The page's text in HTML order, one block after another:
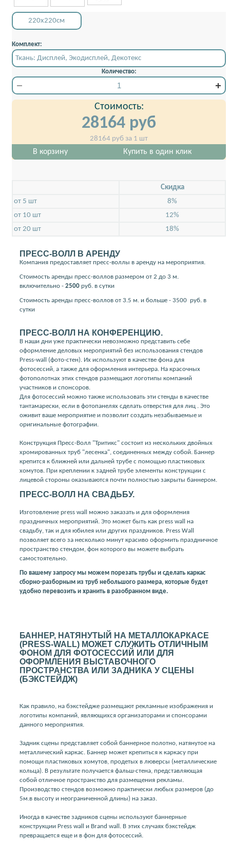
220x220см
Комплект:
Ткань: Дисплей, Экодисплей, Декотекс
Количество:
Стоимость:
28164 руб
28164 руб за 1 шт
В корзину Купить в один клик
Скидкa
от 5 шт
8%
от 10 шт
12%
от 20 шт
18%
ПРЕСС-ВОЛЛ В АРЕНДУ
Компания предоставляет пресс-воллы в аренду на мероприятия.
Стоимость аренды пресс-воллов размером от 2 до 3 м.
включительно - 2500 руб. в сутки
Стоимость аренды пресс-воллов от 3.5 м. и больше - 3500 руб. в
сутки
ПРЕСС-ВОЛЛ НА КОНФЕРЕНЦИЮ.
В наши дни уже практически невозможно представить себе
оформление деловых мероприятий без использования стендов
Press-wall (фото-стен). Их используют в качестве фона для
фотосессий, а также для оформления интерьера. На красочных
фотополотнах этих стендов размещают логотипы компаний
участников и спонсоров.
Для фотосессий можно также использовать эти стенды в качестве
тантамарески, если в фотопанелях сделать отверстия для лиц . Это
оживит ваше мероприятие и позволит создать незабываемые и
оригинальные фотографии.
Конструкция Пресс-Волл "Тритикс" состоит из нескольких двойных
хромированных труб "лесенка", соединенных между собой. Баннер
крепится к ближней или дальней трубе с помощью пластиковых
хомутов. При креплении к задней трубе элементы конструкции с
лицевой стороны оказываются почти полностью закрыты баннером.
ПРЕСС-ВОЛЛ НА СВАДЬБУ.
Изготовление press wall можно заказать и для оформления
праздничных мероприятий. Это может быть как press wall на
свадьбу, так и для юбилея или других праздников. Press Wall
позволяет всего за несколько минут красиво оформить праздничное
пространство стендом, фон которого вы можете выбрать
самостоятельно.
По вашему запросу мы можем порезать трубы и сделать каркас
сборно-разборным из труб небольшого размера, которые будет
удобно перевозить и хранить в разобранном виде.
БАННЕР, НАТЯНУТЫЙ НА МЕТАЛЛОКАРКАСЕ
(PRESS-WALL) МОЖЕТ СЛУЖИТЬ ОТЛИЧНЫМ
ФОНОМ ДЛЯ ФОТОСЕССИЙ ИЛИ ДЛЯ
ОФОРМЛЕНИЯ ВЫСТАВОЧНОГО
ПРОСТРАНСТВА ИЛИ ЗАДНИКА У СЦЕНЫ
(БЭКСТЕЙДЖ)
Как правило, на бэкстейдже размещают рекламные изображения и
логотипы компаний, являющихся организаторами и спонсорами
данного мероприятия.
Задник сцены представляет собой баннерное полотно, натянутое на
металлический каркас. Баннер может крепиться к каркасу при
помощи пластиковых хомутов, продетых в люверсы (металлические
кольца). В результате получается фальш-стена, представляющая
собой отличное пространство для размещения рекламы.
Производство стендов возможно практически любых размеров (до
5м.в высоту и неограниченной длины) на заказ.
Иногда в качестве задников сцены используют баннерные
конструкции Press wall и Brand wall. В этих случаях бэкстейдж
превращается еще и в фон для фотосессий.